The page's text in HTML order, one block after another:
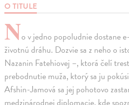
O TITULE
No v jedno popoludnie dostane
životnú dráhu. Dozvie sa z neho o
Nazanin Fatehiovej –, ktorá čelí
prebodnutie muža, ktorý sa ju
Afshin-Jamová sa jej pohotovo